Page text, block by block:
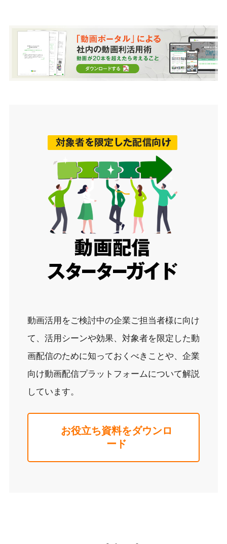
動画活用をご検討中の企業ご担当者様に向け
て、活用シーンや効果、対象者を限定した動
画配信のために知っておくべきことや、企業
向け動画配信プラットフォームについて解説
しています。
お役立ち資料をダウンロ
ード